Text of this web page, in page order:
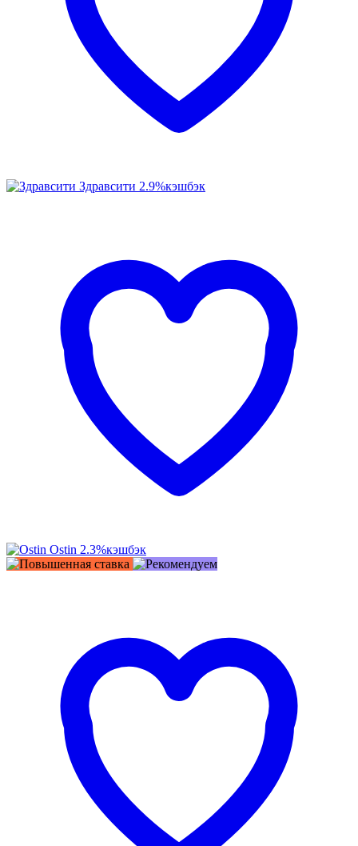
Здравсити 2.9%кэшбэк
Ostin 2.3%кэшбэк